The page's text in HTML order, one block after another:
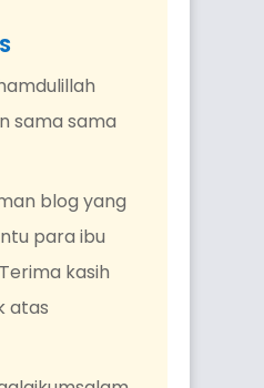
sama sama
blog yang
para ibu
kasih
atas